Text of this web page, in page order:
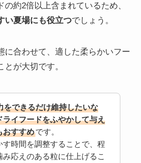
の約2倍以上含まれているため、
い夏場にも役立つでしょう。
に合わせて、適した柔らかいフー
とが大切です。
をできるだけ維持したいな
ライフードをふやかして与え
おすすめです。
す時間を調整することで、程
み応えのある粒に仕上げるこ